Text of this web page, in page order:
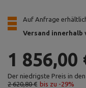
Auf Anfrage
Versand innerhalb
1 856,00
Der niedrigste Preis in
2 620,80 € bis zu -29%